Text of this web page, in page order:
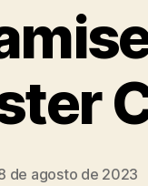
de agosto de 2023